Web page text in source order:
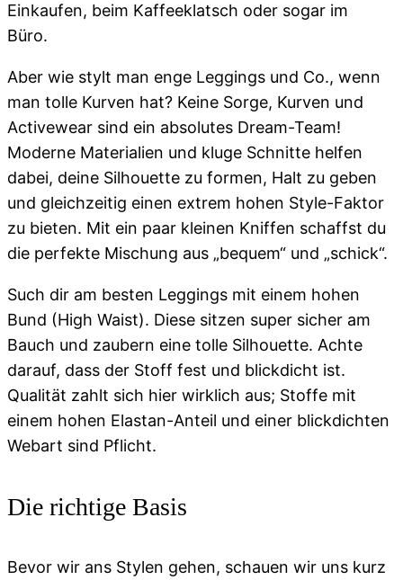
Einkaufen, beim Kaffeeklatsch oder sogar im
Büro.
Aber wie stylt man enge Leggings und Co., wenn
man tolle Kurven hat? Keine Sorge, Kurven und
Activewear sind ein absolutes Dream-Team!
Moderne Materialien und kluge Schnitte helfen
dabei, deine Silhouette zu formen, Halt zu geben
und gleichzeitig einen extrem hohen Style-Faktor
zu bieten. Mit ein paar kleinen Kniffen schaffst du
die perfekte Mischung aus „bequem“ und „schick“.
Such dir am besten Leggings mit einem hohen
Bund (High Waist). Diese sitzen super sicher am
Bauch und zaubern eine tolle Silhouette. Achte
darauf, dass der Stoff fest und blickdicht ist.
Qualität zahlt sich hier wirklich aus; Stoffe mit
einem hohen Elastan-Anteil und einer blickdichten
Webart sind Pflicht.
Die richtige Basis
Bevor wir ans Stylen gehen, schauen wir uns kurz